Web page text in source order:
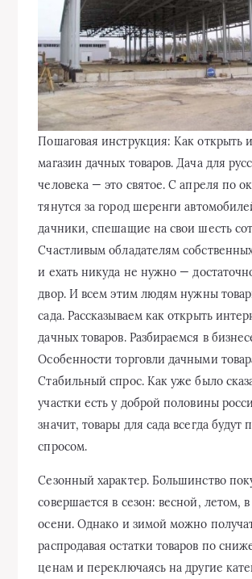
Пошаговая инструкция: Как открыть
магазин дачных товаров. Дача для
человека — это святое. С апреля по
тянутся за город шеренги
дачники, спешащие на свои шесть
Счастливым обладателям
и ехать никуда не нужно —
двор. И всем этим людям нужны
сада. Рассказываем как открыть
дачных товаров. Разбираемся в
Особенности торговли дачными
Стабильный спрос. Как уже было
участки есть у доброй половины
значит, товары для сада всегда будут
спросом.
Сезонный характер. Большинство
совершается в сезон: весной, летом,
осени. Однако и зимой можно
распродавая остатки товаров по
ценам и переключаясь на другие